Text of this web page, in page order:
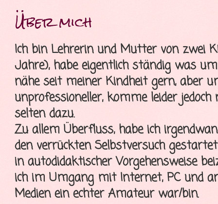
Über mich
Ich bin Lehrerin und Mutter von zwei
Jahre), habe eigentlich ständig was
nähe seit meiner Kindheit gern, aber
unprofessioneller, komme leider
selten dazu.
Zu allem Überfluss, habe ich
den verrückten Selbstversuch
in autodidaktischer Vorgehensweise
ich im Umgang mit Internet, PC und
Medien ein echter Amateur war/bin.